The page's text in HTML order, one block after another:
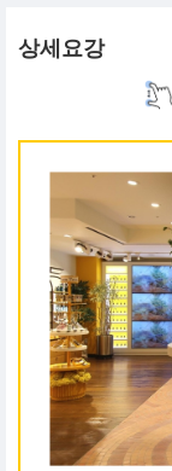
상세요강